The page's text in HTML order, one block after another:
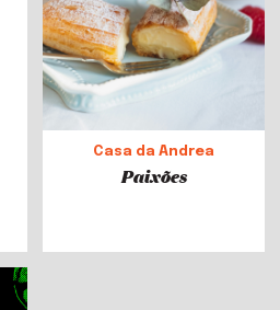
Casa da Andrea
Paixões